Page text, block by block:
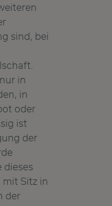
sind, bei
in
in
oder
ist
der
dieses
mit Sitz in
der